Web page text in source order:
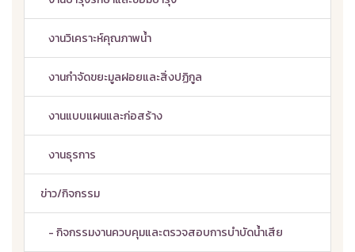
งานวิเคราะห์คุณภาพน้ำ
งานกำจัดขยะมูลฝอยและสิ่งปฏิกูล
งานแบบแผนและก่อสร้าง
งานธุรการ
ข่าว/กิจกรรม
- กิจกรรมงานควบคุมและตรวจสอบการบำบัดน้ำเสีย